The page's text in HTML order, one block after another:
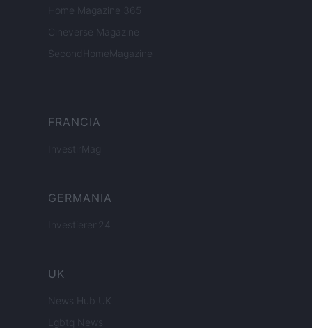
Home Magazine 365
Cineverse Magazine
SecondHomeMagazine
FRANCIA
InvestirMag
GERMANIA
Investieren24
UK
News Hub UK
Lgbtq News